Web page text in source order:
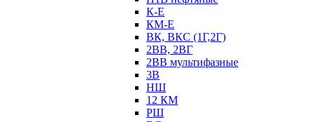
К-Е
КМ-Е
ВК, ВКС (1Г,2Г)
2ВВ, 2ВГ
2ВВ мультифазные
3В
НШ
12 КМ
РШ